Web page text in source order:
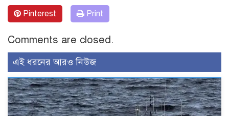
Pinterest Print
Comments are closed.
এই ধরনের আরও নিউজ